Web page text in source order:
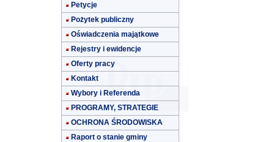
Petycje
Pożytek publiczny
Oświadczenia majątkowe
Rejestry i ewidencje
Oferty pracy
Kontakt
Wybory i Referenda
PROGRAMY, STRATEGIE
OCHRONA ŚRODOWISKA
Raport o stanie gminy